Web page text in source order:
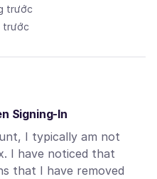
trước
trước
Signing-In
I typically am not
I have noticed that
that I have removed